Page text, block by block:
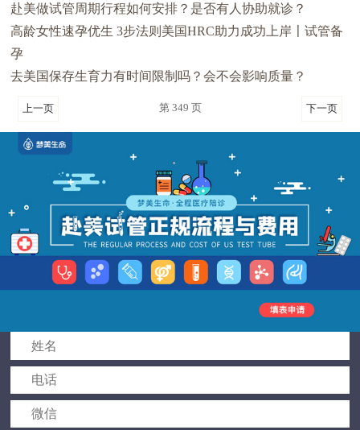
赴美做试管周期行程如何安排？是否有人协助就诊？
高龄女性速孕优生 3步法则美国HRC助力成功上岸〡试管备
孕
去美国保存生育力有时间限制吗？会不会影响质量？
上一页 第 349 页 下一页